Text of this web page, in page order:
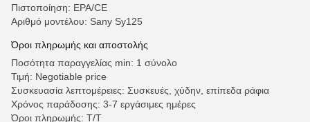
Πιστοποίηση: EPA/CE
Αριθμό μοντέλου: Sany Sy125
Όροι πληρωμής και αποστολής
Ποσότητα παραγγελίας min: 1 σύνολο
Τιμή: Negotiable price
Συσκευασία λεπτομέρειες: Συσκευές, χύδην, επίπεδα ράφια
Χρόνος παράδοσης: 3-7 εργάσιμες ημέρες
Όροι πληρωμής: Τ/Τ